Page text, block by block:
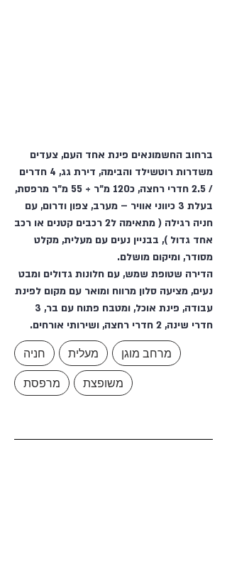
ברחוב החשמונאים פינת אחד העם, צעדים
משדרות רוטשילד והבימה, דירת גג, 4 חדרים
/ 2.5 חדרי רחצה, כ120 מ"ר + 55 מ"ר מרפסת,
בעלת 3 כיווני אוויר – מערב, צפון ודרום, עם
חניה רגילה ( מתאימה ל2 רכבים קטנים או רכב
אחד גדול ), בבניין נעים עם מעלית, מקלט
מסודר, ומיקום מושלם.
הדירה שטופת שמש, עם חלונות גדולים ומבט
נעים, מציעה סלון מרווח ומואר עם מקום לפינת
עבודה, פינת אוכל, ומטבח פתוח עם בר, 3
חדרי שינה, 2 חדרי רחצה, ושירותי אורחים.
חניה מעלית
מרחב מוגן
מרפסת
משופצת